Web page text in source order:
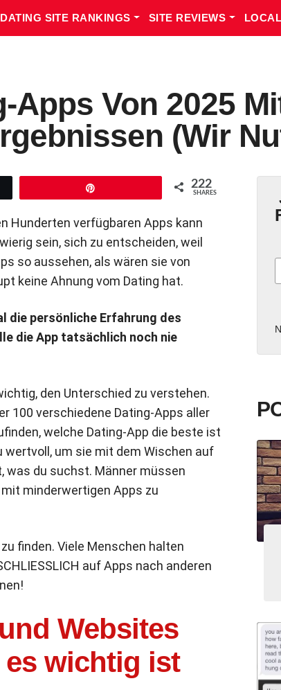
DATING SITE RANKINGS SITE REVIEWS
Apps Von 2025
(Wir
222
SHARES
Hunderten verfügbaren Apps kann
sein, sich zu entscheiden, weil
so aussehen, als wären sie von
keine Ahnung vom Dating hat.
die persönliche Erfahrung des
die App tatsächlich noch nie
den Unterschied zu verstehen.
100 verschiedene Dating-Apps aller
welche Dating-App die beste ist
um sie mit dem Wischen auf
was du suchst. Männer müssen
minderwertigen Apps zu
finden. Viele Menschen halten
auf Apps nach anderen
Websites
wichtig ist